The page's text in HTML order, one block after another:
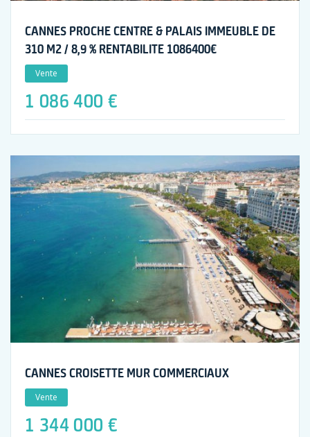
CANNES PROCHE CENTRE & PALAIS IMMEUBLE DE
310 M2 / 8,9 % RENTABILITE 1086400€
Vente
1 086 400 €
CANNES CROISETTE MUR COMMERCIAUX
Vente
1 344 000 €